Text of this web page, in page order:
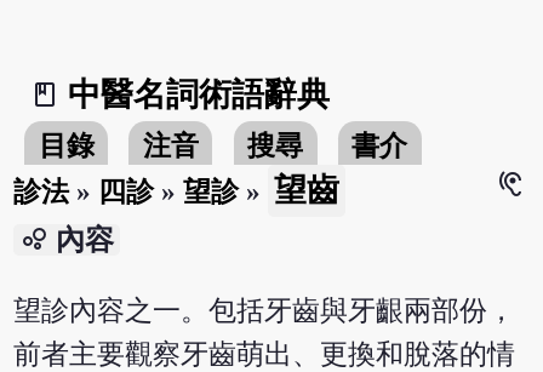
book_2
中醫名詞術語辭典
目錄 注音 搜尋
書介
診法» 四診»望診» 望齒
hearing
bubble_chart 內容
望診內容之一。包括牙齒與牙齦兩部份，
前者主要觀察牙齒萌出、更換和脫落的情